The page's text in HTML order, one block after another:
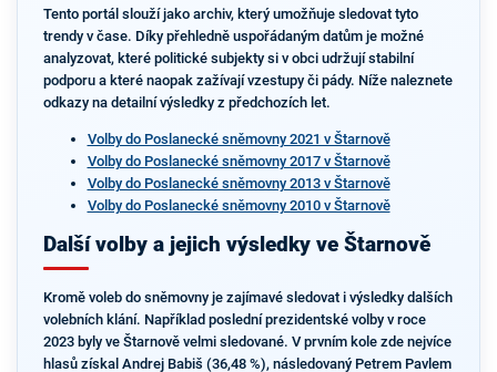
Tento portál slouží jako archiv, který umožňuje sledovat tyto
trendy v čase. Díky přehledně uspořádaným datům je možné
analyzovat, které politické subjekty si v obci udržují stabilní
podporu a které naopak zažívají vzestupy či pády. Níže naleznete
odkazy na detailní výsledky z předchozích let.
Volby do Poslanecké sněmovny 2021 v Štarnově
Volby do Poslanecké sněmovny 2017 v Štarnově
Volby do Poslanecké sněmovny 2013 v Štarnově
Volby do Poslanecké sněmovny 2010 v Štarnově
Další volby a jejich výsledky ve Štarnově
Kromě voleb do sněmovny je zajímavé sledovat i výsledky dalších
volebních klání. Například poslední prezidentské volby v roce
2023 byly ve Štarnově velmi sledované. V prvním kole zde nejvíce
hlasů získal Andrej Babiš (36,48 %), následovaný Petrem Pavlem